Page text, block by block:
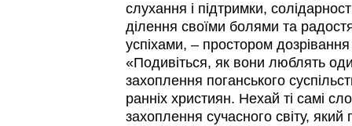
слухання і підтримки,
ділення своїми болями та
успіхами, – простором
«Подивіться, як вони люблять
захоплення поганського
ранніх християн. Нехай ті самі
захоплення сучасного світу, який